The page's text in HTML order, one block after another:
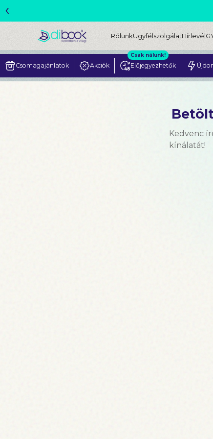
‹
RólunkÜgyfélszolgálatHírlevél
Csomagajánlatok Akciók Előjegyezhetők
Csak nálunk!
Kedvenc
kínálatát!